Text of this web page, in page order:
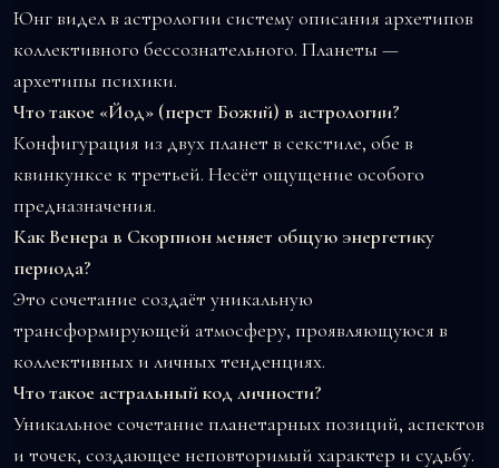
Юнг видел в астрологии систему описания архетипов
коллективного бессознательного. Планеты —
архетипы психики.
Что такое «Йод» (перст Божий) в астрологии?
Конфигурация из двух планет в секстиле, обе в
квинкунксе к третьей. Несёт ощущение особого
предназначения.
Как Венера в Скорпион меняет общую энергетику
периода?
Это сочетание создаёт уникальную
трансформирующей атмосферу, проявляющуюся в
коллективных и личных тенденциях.
Что такое астральный код личности?
Уникальное сочетание планетарных позиций, аспектов
и точек, создающее неповторимый характер и судьбу.